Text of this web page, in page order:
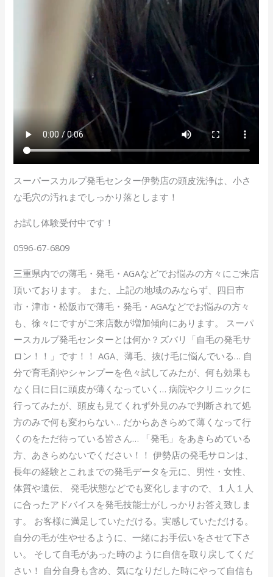
スーパースカルプ発毛センター伊勢店の頭皮洗浄は、小さ
な毛穴の汚れまでしっかり落とします！
お試し体験受付中です！
0596-67-6809
三重県内での薄毛・発毛・AGAなどでお悩みの方々にご来店
頂いております。 また、上記の地域のみならず、四日市
市・津市・松阪市で薄毛・発毛・AGAなどでお悩みの方々
も、徐々にですがご来店数が増加傾向にあります。 スーパ
ースカルプ発毛センターとは何か？ズバリ「自毛の発毛サ
ロン！！」です！！ AGA、薄毛、抜け毛に悩んでいる… 自
分で育毛剤やシャンプーを色々試してみたが、何も効果も
なく日に日に頭皮が薄くなっていく… 病院やクリニックに
行ってみたが、頭皮も見てくれず外見のみで判断されて処
方のみで何も変わらない… だからあきらめて薄くなって行
くのをただ待っている皆さん… 「発毛」をあきらめている
方、あきらめないでください！！ 伊勢店の発毛サロンは、
長年の経験とこれまでの発毛データを元に、男性・女性、
体質や遺伝、 発毛状態などでも変化しますので、１人１人
に合ったアドバイスを発毛技能士がしっかりお答え致しま
す。 お客様に満足していただける。実感していただける。
自分の毛が生やせるように、一緒にお手伝いをさせて下さ
い。 そして自毛があった時のように自信を取り戻してくだ
さい！ 自分自身も含め、気になりだした時にやって自信も